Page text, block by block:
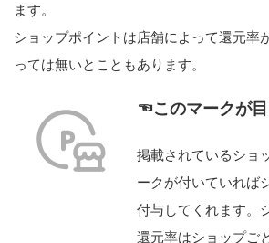
ます。
ショップポイントは店舗によって還元率
っては無いとこともあります。
☜このマークが
掲載されているショ
ークが付いていれば
付与してくれます。
還元率はショップご